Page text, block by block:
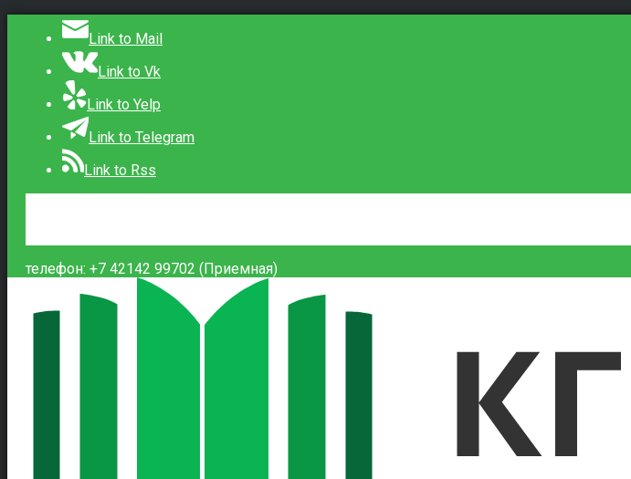
Link to Mail
Link to Vk
Link to Yelp
Link to Telegram
Link to Rss
телефон: +7 42142 99702 (Приемная)